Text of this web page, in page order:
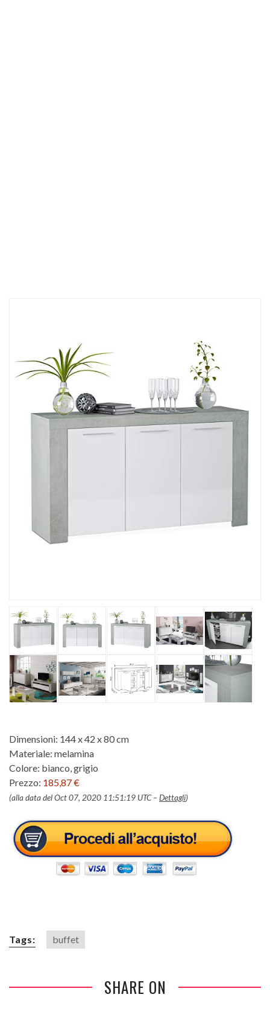
Dimensioni: 144 x 42 x 80 cm
Materiale: melamina
Colore: bianco, grigio
Prezzo: 185,87 €
(alla data del Oct 07, 2020 11:51:19 UTC – Dettagli)
Tags: buffet
SHARE ON